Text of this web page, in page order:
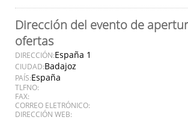
Dirección del evento de
ofertas
DIRECCIÓN:España 1
CIUDAD:Badajoz
PAÍS:España
TLFNO:
FAX:
CORREO ELETRÓNICO:
DIRECCIÓN WEB: